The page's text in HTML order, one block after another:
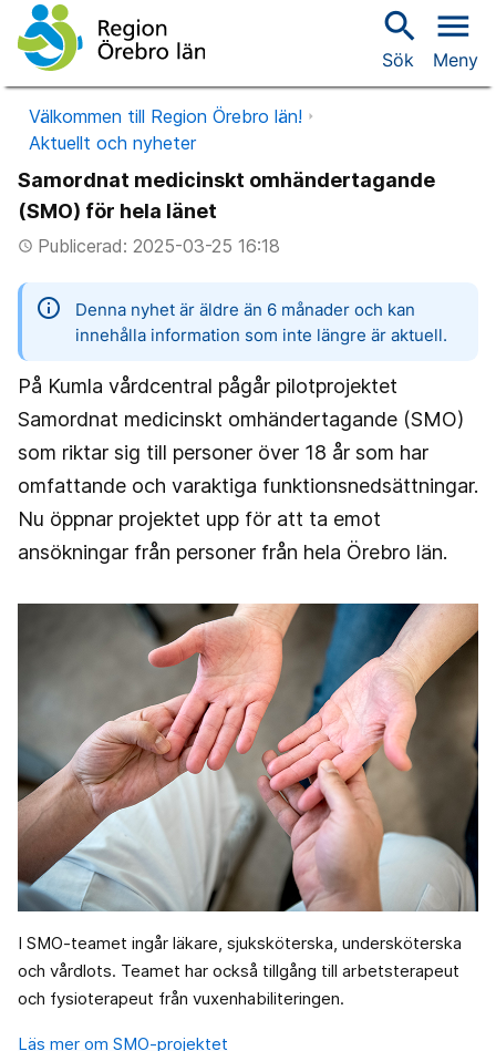
search
Sök
menu
Meny
Välkommen till Region Örebro län!
Aktuellt och nyheter
Samordnat medicinskt omhändertagande
(SMO) för hela länet
access_timePublicerad: 2025-03-25 16:18
information
Denna nyhet är äldre än 6 månader och kan
innehålla information som inte längre är aktuell.
På Kumla vårdcentral pågår pilotprojektet
Samordnat medicinskt omhändertagande (SMO)
som riktar sig till personer över 18 år som har
omfattande och varaktiga funktionsnedsättningar.
Nu öppnar projektet upp för att ta emot
ansökningar från personer från hela Örebro län.
I SMO-teamet ingår läkare, sjuksköterska, undersköterska
och vårdlots. Teamet har också tillgång till arbetsterapeut
och fysioterapeut från vuxenhabiliteringen.
Läs mer om SMO-projektet